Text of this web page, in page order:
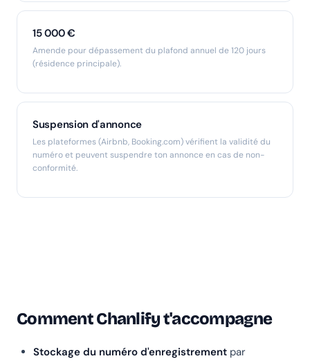
15 000 €
Amende pour dépassement du plafond annuel de 120 jours
(résidence principale).
Suspension d'annonce
Les plateformes (Airbnb, Booking.com) vérifient la validité du
numéro et peuvent suspendre ton annonce en cas de non-
conformité.
Comment Chanlify t'accompagne
Stockage du numéro d'enregistrement par